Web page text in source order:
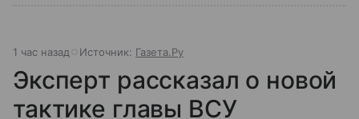
1 час назад Источник: Газета.Ру
Эксперт рассказал о новой
тактике главы ВСУ